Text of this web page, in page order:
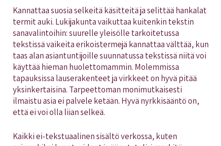
Kannattaa suosia selkeitä käsitteitä ja selittää hankalat
termit auki. Lukijakunta vaikuttaa kuitenkin tekstin
sanavalintoihin: suurelle yleisölle tarkoitetussa
tekstissä vaikeita erikoistermejä kannattaa välttää, kun
taas alan asiantuntijoille suunnatussa tekstissä niitä voi
käyttää hieman huolettomammin. Molemmissa
tapauksissa lauserakenteet ja virkkeet on hyvä pitää
yksinkertaisina. Tarpeettoman monimutkaisesti
ilmaistu asia ei palvele ketään. Hyvä nyrkkisääntö on,
että ei voi olla liian selkeä.
Kaikki ei-tekstuaalinen sisältö verkossa, kuten